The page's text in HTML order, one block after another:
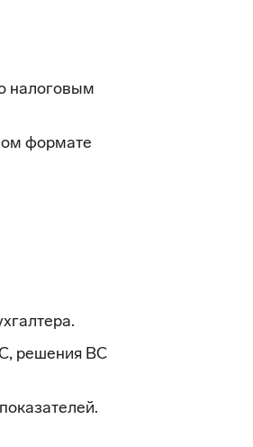
налоговым
формате
решения ВС